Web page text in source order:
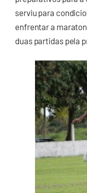
serviu para
enfrentar a
duas partidas pela